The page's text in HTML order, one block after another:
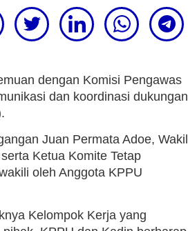
dengan Komisi Pengawas
dan koordinasi dukungan
Juan Permata Adoe, Wakil
Ketua Komite Tetap
oleh Anggota KPPU
Kelompok Kerja yang